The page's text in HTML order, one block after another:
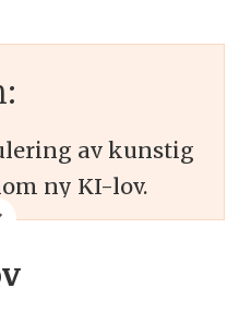
av kunstig
ny KI-lov.